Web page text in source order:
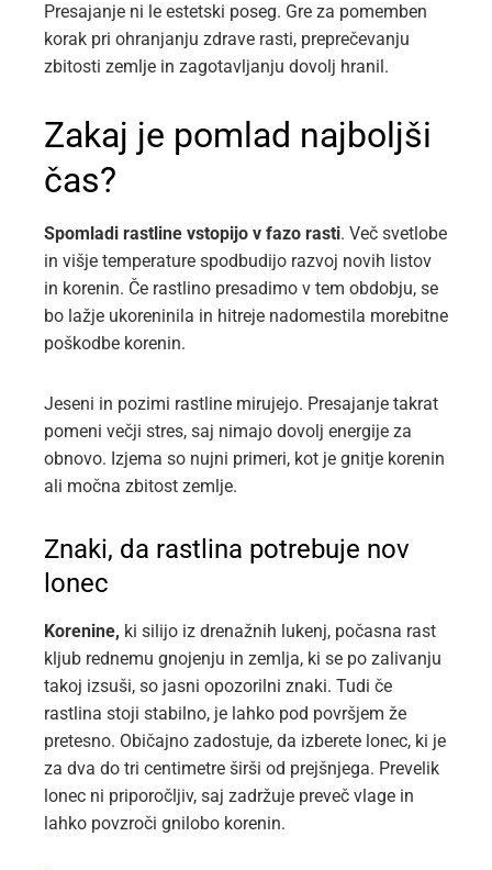
Presajanje ni le estetski poseg. Gre za pomemben
korak pri ohranjanju zdrave rasti, preprečevanju
zbitosti zemlje in zagotavljanju dovolj hranil.
Zakaj je pomlad najboljši
čas?
Spomladi rastline vstopijo v fazo rasti. Več svetlobe
in višje temperature spodbudijo razvoj novih listov
in korenin. Če rastlino presadimo v tem obdobju, se
bo lažje ukoreninila in hitreje nadomestila morebitne
poškodbe korenin.
Jeseni in pozimi rastline mirujejo. Presajanje takrat
pomeni večji stres, saj nimajo dovolj energije za
obnovo. Izjema so nujni primeri, kot je gnitje korenin
ali močna zbitost zemlje.
Znaki, da rastlina potrebuje nov
lonec
Korenine, ki silijo iz drenažnih lukenj, počasna rast
kljub rednemu gnojenju in zemlja, ki se po zalivanju
takoj izsuši, so jasni opozorilni znaki. Tudi če
rastlina stoji stabilno, je lahko pod površjem že
pretesno. Običajno zadostuje, da izberete lonec, ki je
za dva do tri centimetre širši od prejšnjega. Prevelik
lonec ni priporočljiv, saj zadržuje preveč vlage in
lahko povzroči gnilobo korenin.